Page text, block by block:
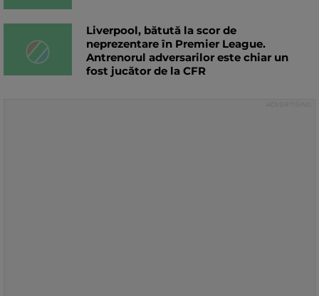
Liverpool, bătută la scor de
neprezentare în Premier League.
Antrenorul adversarilor este chiar un
fost jucător de la CFR